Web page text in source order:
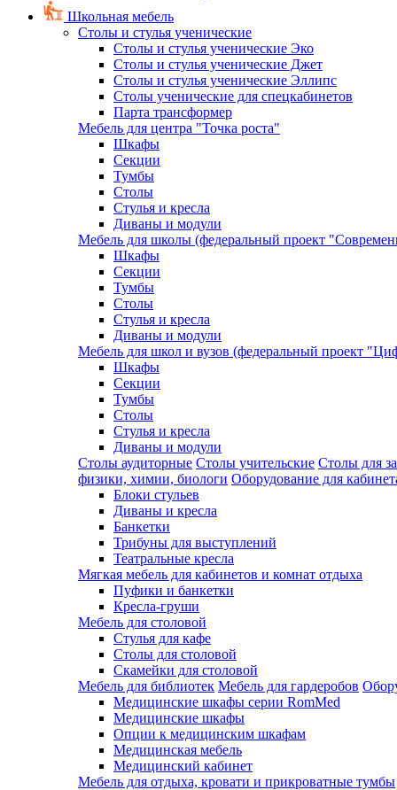
Школьная мебель
Столы и стулья ученические
Столы и стулья ученические Эко
Столы и стулья ученические Джет
Столы и стулья ученические Эллипс
Столы ученические для спецкабинетов
Парта трансформер
Мебель для центра "Точка роста"
Шкафы
Секции
Тумбы
Столы
Стулья и кресла
Диваны и модули
Мебель для школы (федеральный проект
Шкафы
Секции
Тумбы
Столы
Стулья и кресла
Диваны и модули
Мебель для школ и вузов (федеральный проект
Шкафы
Секции
Тумбы
Столы
Стулья и кресла
Диваны и модули
Столы аудиторные Столы учительские Столы для
физики, химии, биологи Оборудование для
Блоки стульев
Диваны и кресла
Банкетки
Трибуны для выступлений
Театральные кресла
Мягкая мебель для кабинетов и комнат отдыха
Пуфики и банкетки
Кресла-груши
Мебель для столовой
Cтулья для кафе
Cтолы для столовой
Скамейки для столовой
Мебель для библиотек Мебель для гардеробов
Медицинские шкафы серии RomMed
Медицинские шкафы
Опции к медицинским шкафам
Медицинская мебель
Медицинский кабинет
Мебель для отдыха, кровати и прикроватные тумбы